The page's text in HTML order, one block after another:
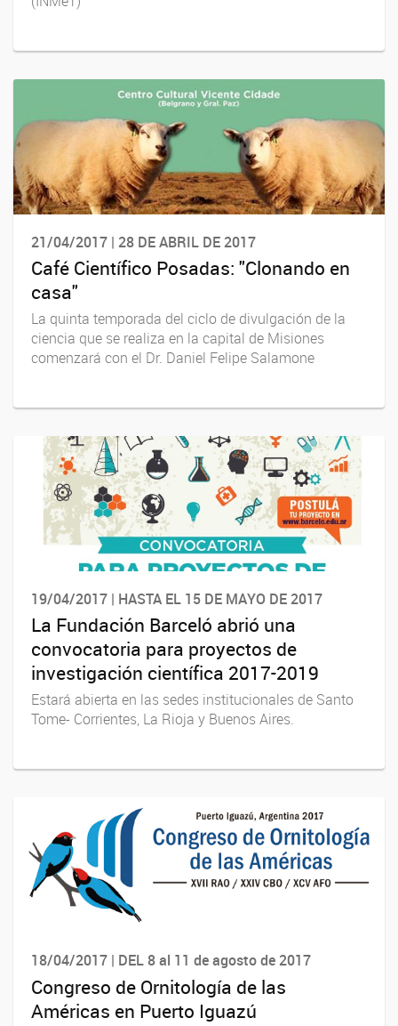
21/04/2017 | 28 DE ABRIL DE 2017
Café Científico Posadas: "Clonando en
casa"
La quinta temporada del ciclo de divulgación de la
ciencia que se realiza en la capital de Misiones
comenzará con el Dr. Daniel Felipe Salamone
19/04/2017 | HASTA EL 15 DE MAYO DE 2017
La Fundación Barceló abrió una
convocatoria para proyectos de
investigación científica 2017-2019
Estará abierta en las sedes institucionales de Santo
Tome- Corrientes, La Rioja y Buenos Aires.
18/04/2017 | DEL 8 al 11 de agosto de 2017
Congreso de Ornitología de las
Américas en Puerto Iguazú